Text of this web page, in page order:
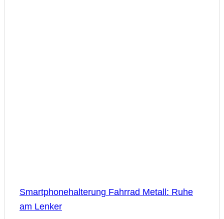
Smartphonehalterung Fahrrad Metall: Ruhe
am Lenker